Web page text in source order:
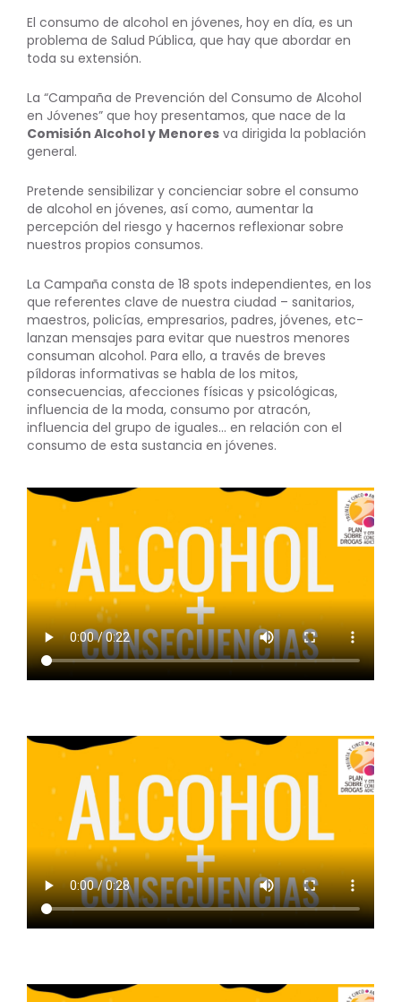
El consumo de alcohol en jóvenes, hoy en día, es un
problema de Salud Pública, que hay que abordar en
toda su extensión.
La “Campaña de Prevención del Consumo de Alcohol
en Jóvenes” que hoy presentamos, que nace de la
Comisión Alcohol y Menores va dirigida la población
general.
Pretende sensibilizar y concienciar sobre el consumo
de alcohol en jóvenes, así como, aumentar la
percepción del riesgo y hacernos reflexionar sobre
nuestros propios consumos.
La Campaña consta de 18 spots independientes, en los
que referentes clave de nuestra ciudad – sanitarios,
maestros, policías, empresarios, padres, jóvenes, etc-
lanzan mensajes para evitar que nuestros menores
consuman alcohol. Para ello, a través de breves
píldoras informativas se habla de los mitos,
consecuencias, afecciones físicas y psicológicas,
influencia de la moda, consumo por atracón,
influencia del grupo de iguales… en relación con el
consumo de esta sustancia en jóvenes.